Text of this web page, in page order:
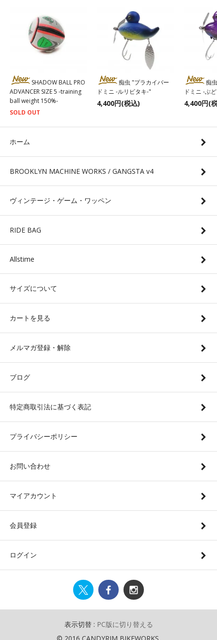
SHADOW BALL PRO
ADVANCER SIZE 5 -training
ball weight 150%-
SOLD OUT
痴虫 "プラカイバー
ドミニ -ルリビタキ-"
4,400円(税込)
痴
ドミニ -ぶ
4,400円(
ホーム
BROOKLYN MACHINE WORKS / GANGSTA v4
ヴィンテージ・ゲーム・ワッペン
RIDE BAG
Allstime
サイズについて
カートを見る
メルマガ登録・解除
ブログ
特定商取引法に基づく表記
プライバシーポリシー
お問い合わせ
マイアカウント
会員登録
ログイン
表示切替 : PC版に切り替える